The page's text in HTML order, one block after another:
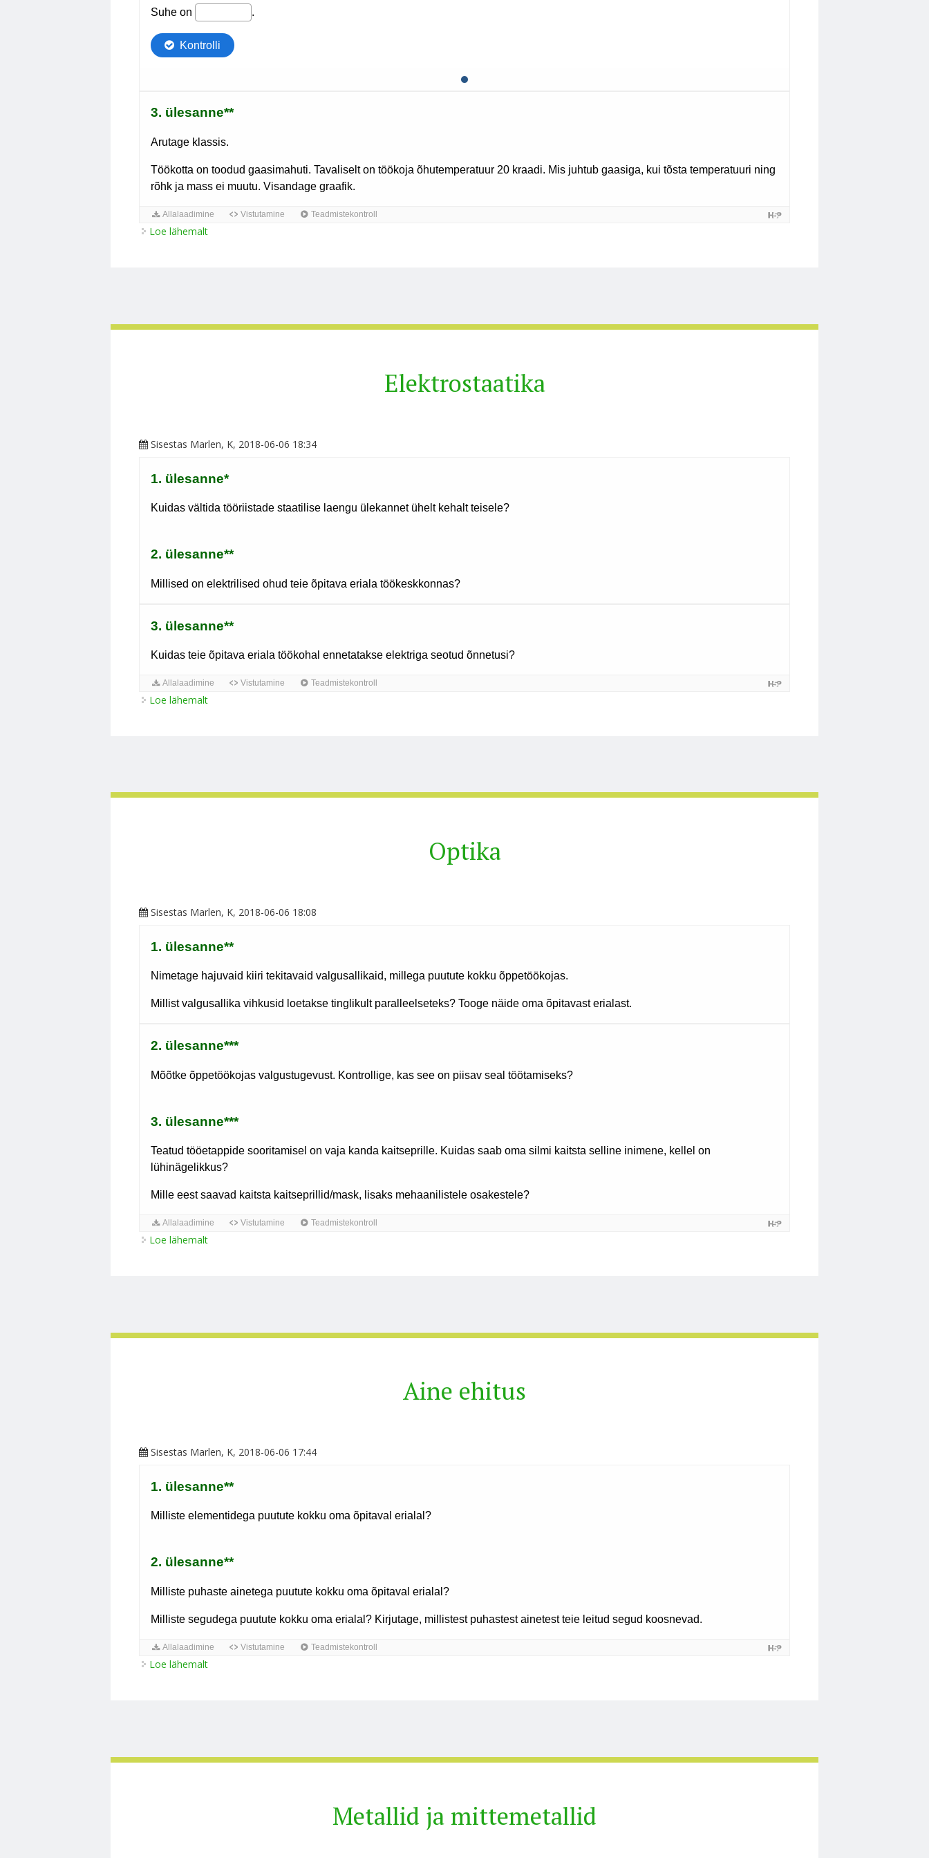
Loe lähemaltIdeaalse gaasi olekuvõrrandid kohta
Elektrostaatika
Sisestas Marlen, K, 2018-06-06 18:34
Loe lähemaltElektrostaatika kohta
Optika
Sisestas Marlen, K, 2018-06-06 18:08
Loe lähemaltOptika kohta
Aine ehitus
Sisestas Marlen, K, 2018-06-06 17:44
Loe lähemaltAine ehitus kohta
Metallid ja mittemetallid